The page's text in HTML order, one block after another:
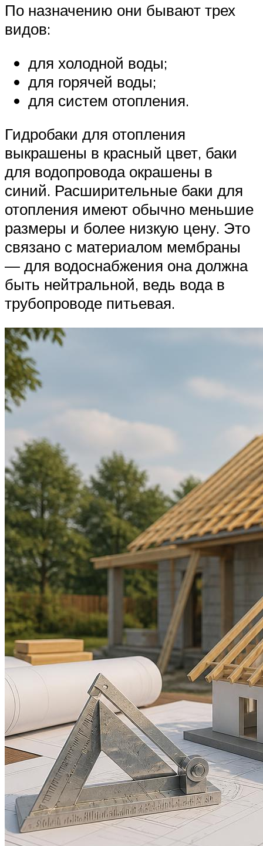
По назначению они бывают трех
видов:
для холодной воды;
для горячей воды;
для систем отопления.
Гидробаки для отопления
выкрашены в красный цвет, баки
для водопровода окрашены в
синий. Расширительные баки для
отопления имеют обычно меньшие
размеры и более низкую цену. Это
связано с материалом мембраны
— для водоснабжения она должна
быть нейтральной, ведь вода в
трубопроводе питьевая.